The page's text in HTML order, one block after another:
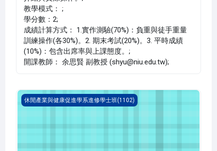
教學模式： ;
學分數：2;
成績計算方式： 1.實作測驗(70%)：負重與徒手重量
訓練操作(各30%)。2. 期末考試(20%)。3. 平時成績
(10%)：包含出席率與上課態度。;
開課教師： 余思賢 副教授 (shyu@niu.edu.tw);
旅運管理(1102_C1LH030020A)
休閒產業與健康促進學系進修學士班(1102)